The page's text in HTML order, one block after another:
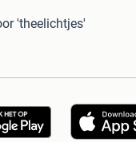
'theelichtjes'